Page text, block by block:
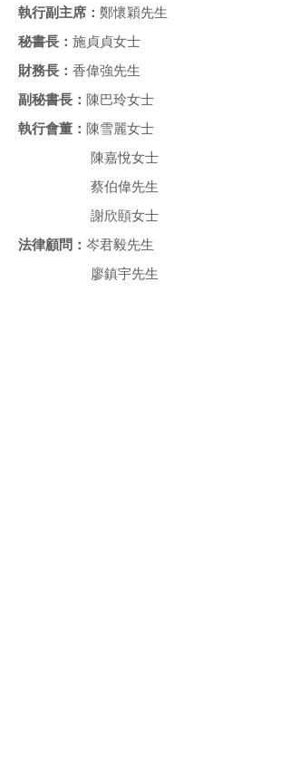
執行副主席 ： 鄭懷穎先生
秘書長： 施貞貞女士
財務長： 香偉強先生
副秘書長： 陳巴玲女士
執行會董： 陳雪麗女士
陳嘉悅女士
蔡伯偉先生
謝欣頤女士
法律顧問： 岑君毅先生
廖鎮宇先生